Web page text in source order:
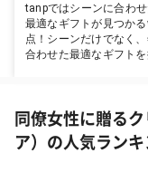
tanpではシーンに合わ
最適なギフトが見つか
点！シーンだけでなく
合わせた最適なギフトを
同僚女性に贈る
ア）の人気ラン